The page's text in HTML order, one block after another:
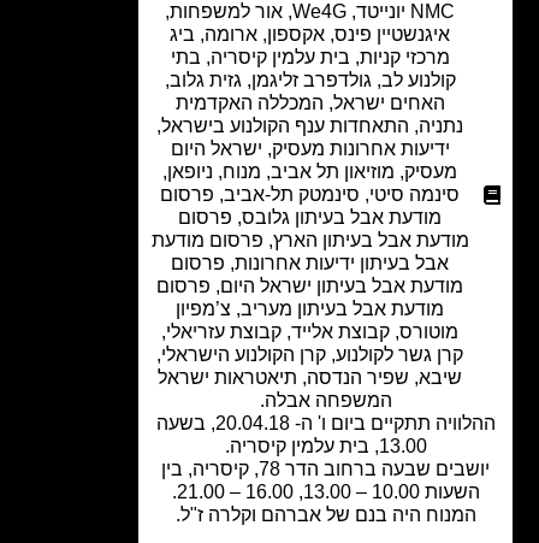
,
We4G
,אור למשפחות,
איגנשטיין פינס,אקספון ,ארומה, ביג
מרכזי קניות,בית עלמין קיסריה ,בתי
קולנוע לב,גולדפרב זליגמן,גזית גלוב,
האחים ישראל, המכללה האקדמית
התאחדות ענף הקולנוע בישראל ,
ידיעות אחרונות מעסיק, ישראל היום
מוזיאון תל אביב,מנוח,ניופאן,
סינמה סיטי,סינמטק תל-אביב,פרסום
מודעת אבל בעיתון גלובס, פרסום
מודעת אבל בעיתון הארץ,פרסום מודעת
אבל בעיתון ידיעות אחרונות,פרסום
מודעת אבל בעיתון ישראל היום,פרסום
מודעת אבל בעיתון מעריב, צ’מפיון
,קבוצת אלייד,קבוצת עזריאלי ,
קרן גשר לקולנוע,קרן הקולנוע הישראלי,
שפיר הנדסה,תיאטראות ישראל
המשפחה אבלה.
ההלוויה תתקיים ביום ו' ה- 20.04.18, בשעה
יושבים שבעה ברחוב הדר 78, קיסריה, בין
המנוח היה בנם של אברהם וקלרה ז"ל.